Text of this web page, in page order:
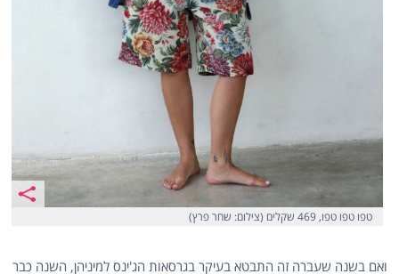
טפו טפו טפו, 469 שקלים (צילום: שחר פרץ)
ואם בשנה שעברה זה התבטא בעיקר בגרסאות הג'ינס למיניהן, השנה כבר